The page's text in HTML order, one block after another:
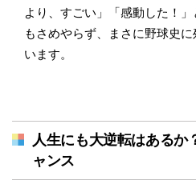
より、すごい」「感動した！
もさめやらず、まさに野球史
います。
人生にも大逆転はあるか
ャンス